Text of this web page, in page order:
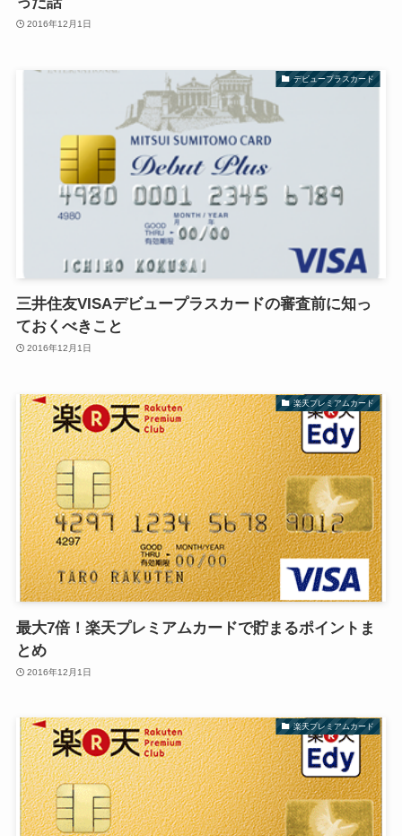
2016年12月1日
デビュープラスカード
三井住友VISAデビュープラスカードの審査前に知っ
ておくべきこと
2016年12月1日
楽天プレミアムカード
最大7倍！楽天プレミアムカードで貯まるポイントま
とめ
2016年12月1日
楽天プレミアムカード